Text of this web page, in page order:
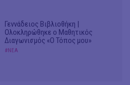
Γεννάδειος Βιβλιοθήκη |
Ολοκληρώθηκε ο Μαθητικός
Διαγωνισμός «Ο Τόπος μου»
#ΝΕΑ